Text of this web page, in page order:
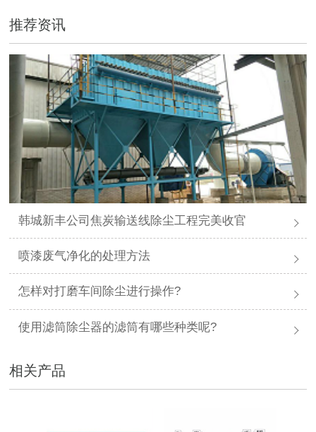
推荐资讯
韩城新丰公司焦炭输送线除尘工程完美收官
喷漆废气净化的处理方法
怎样对打磨车间除尘进行操作?
使用滤筒除尘器的滤筒有哪些种类呢?
相关产品